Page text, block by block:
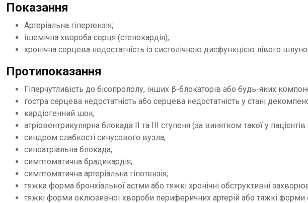
Показання
Артеріальна гіпертензія;
ішемічна хвороба серця (стенокардія);
хронічна серцева недостатність із систолічною дисфункцією лівого
Протипоказання
Гіперчутливість до бісопрололу, інших β-блокаторів або будь-яких
гостра серцева недостатність або серцева недостатність у стані
кардіогенний шок;
атріовентрикулярна блокада ІІ та ІІІ ступеня (за винятком такої у
синдром слабкості синусового вузла;
синоатріальна блокада;
симптоматична брадикардія;
симптоматична артеріальна гіпотензія;
тяжка форма бронхіальної астми або тяжкі хронічні обструктивні
тяжкі форми оклюзивної хвороби периферичних артерій або тяжкі